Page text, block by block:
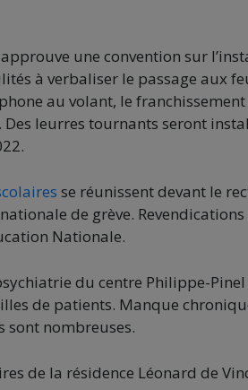
une convention sur
à verbaliser le passage aux
au volant, le
leurres tournants seront
se réunissent devant le
de grève.
Nationale.
du centre Philippe-
de patients. Manque
sont nombreuses.
de la résidence Léonard de